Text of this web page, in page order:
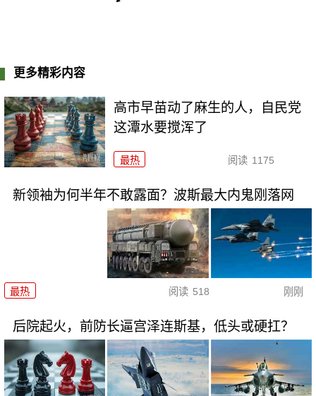
更多精彩内容
高市早苗动了麻生的人，自民党
这潭水要搅浑了
最热 阅读 1175
新领袖为何半年不敢露面？波斯最大内鬼刚落网
最热 阅读 518 刚刚
后院起火，前防长逼宫泽连斯基，低头或硬扛？